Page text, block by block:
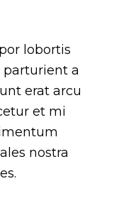
lobortis
parturient a
erat arcu
et mi
nostra